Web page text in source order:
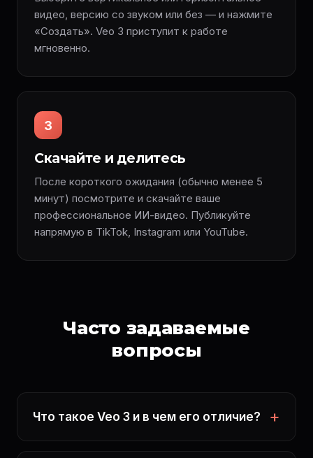
видео, версию со звуком или без — и нажмите
«Создать». Veo 3 приступит к работе
мгновенно.
3
Скачайте и делитесь
После короткого ожидания (обычно менее 5
минут) посмотрите и скачайте ваше
профессиональное ИИ-видео. Публикуйте
напрямую в TikTok, Instagram или YouTube.
Часто задаваемые
вопросы
Что такое Veo 3 и в чем его отличие?